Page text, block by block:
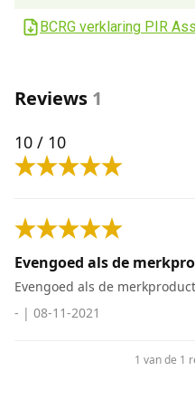
BCRG verklaring PIR
Reviews 1
10 / 10
Evengoed als de
Evengoed als de
- | 08-11-2021
1 van de 1